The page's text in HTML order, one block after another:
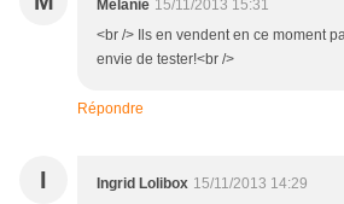
Mélanie 15/11/2013 15:31
<br /> Ils en vendent en ce moment
envie de tester!<br />
Répondre
I Ingrid Lolibox 15/11/2013 14:29